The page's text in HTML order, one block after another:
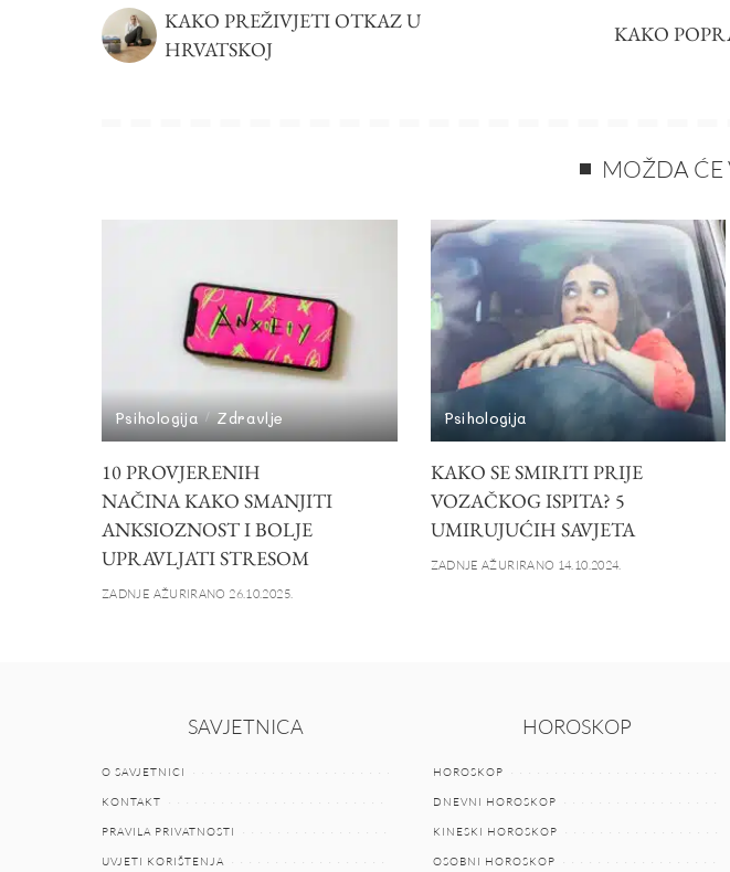
KAKO PREŽIVJETI OTKAZ U
HRVATSKOJ
KAKO
MOŽDA ĆE
Psihologija Zdravlje
10 PROVJERENIH
NAČINA KAKO SMANJITI
ANKSIOZNOST I BOLJE
UPRAVLJATI STRESOM
ZADNJE AŽURIRANO 26.10.2025.
Psihologija
KAKO SE SMIRITI PRIJE
VOZAČKOG ISPITA? 5
UMIRUJUĆIH SAVJETA
ZADNJE AŽURIRANO 14.10.2024.
SAVJETNICA
O SAVJETNICI
KONTAKT
PRAVILA PRIVATNOSTI
UVJETI KORIŠTENJA
HOROSKOP
HOROSKOP
DNEVNI HOROSKOP
KINESKI HOROSKOP
OSOBNI HOROSKOP